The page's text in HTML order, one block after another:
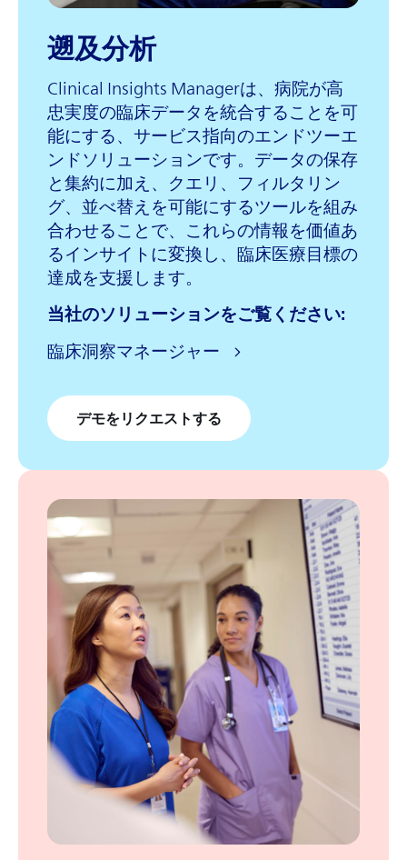
遡及分析
Clinical Insights Managerは、病院が高
忠実度の臨床データを統合することを可
能にする、サービス指向のエンドツーエ
ンドソリューションです。データの保存
と集約に加え、クエリ、フィルタリン
グ、並べ替えを可能にするツールを組み
合わせることで、これらの情報を価値あ
るインサイトに変換し、臨床医療目標の
達成を支援します。
当社のソリューションをご覧ください:
臨床洞察マネージャー
デモをリクエストする